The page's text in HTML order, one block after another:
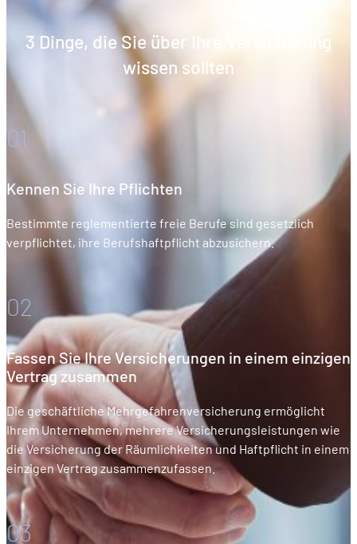
3 Dinge, die Sie über Ihre Versicherung
wissen sollten
01
Kennen Sie Ihre Pflichten
Bestimmte reglementierte freie Berufe sind gesetzlich
verpflichtet, ihre Berufshaftpflicht abzusichern.
02
Fassen Sie Ihre Versicherungen in einem einzigen
Vertrag zusammen
Die geschäftliche Mehrgefahrenversicherung ermöglicht
Ihrem Unternehmen, mehrere Versicherungsleistungen wie
die Versicherung der Räumlichkeiten und Haftpflicht in einem
einzigen Vertrag zusammenzufassen.
03